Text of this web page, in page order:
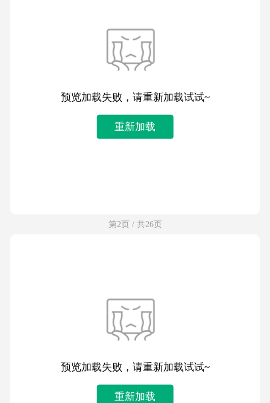
预览加载失败，请重新加载试试~
重新加载
第2页 / 共26页
预览加载失败，请重新加载试试~
重新加载